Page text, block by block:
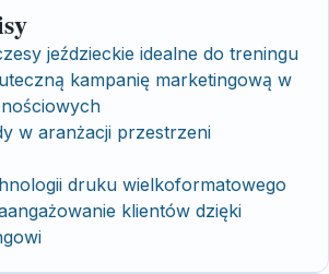
jeździeckie idealne do treningu
kampanię marketingową w
w aranżacji przestrzeni
druku wielkoformatowego
klientów dzięki